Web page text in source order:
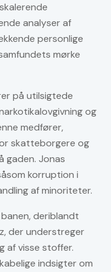
analyser af
personlige
mørke
på utilsigtede
og
medfører,
skatteborgere og
gaden. Jonas
korruption i
af minoriteter.
deriblandt
der understreger
af visse stoffer.
indsigter om